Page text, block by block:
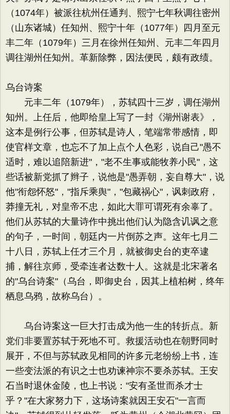
（1074年）被派往杭州任通判、熙宁七年秋调往密州
（山东诸城）任知州、熙宁十年（1077年）四月至元
丰二年（1079年）三月在徐州任知州、元丰二年四月
调往湖州任知州。革新除弊，因法便民，颇有政绩。
乌台诗案
元丰二年（1079年），苏轼四十三岁，调任湖州
知州。上任后，他即给皇上写了一封《湖州谢表》，
这本是例行公事，但苏轼是诗人，笔端常带感情，即
使官样文章，也忘不了加上点个人色彩，说自己"愚不
适时，难以追陪新进"，"老不生事或能牧养小民"，这
些话被新党抓了辫子，说他是"愚弄朝，妄自尊大"，说
他"衔怨怀怒"，"指斥乘舆"，"包藏祸心"，讽刺政府，
莽撞无礼，对皇帝不忠，如此大罪可谓死有余辜了。
他们从苏轼的大量诗作中挑出他们认为隐含讥讽之意
的句子，一时间，朝廷内一片倒苏之声。这年七月二
十八日，苏轼上任才三个月，就被御史台的吏卒逮
捕，解往京师，受牵连者达数十人。这就是北宋著名
的"乌台诗案"（乌台，即御史台，因其上植柏树，终年
栖息乌鸦，故称乌台）。
乌台诗案这一巨大打击成为他一生的转折点。新
党们非要置苏轼于死地不可。救援活动也在朝野同时
展开，不但与苏轼政见相同的许多元老纷纷上书，连
一些变法派的有识之士也劝谏神宗不要杀苏轼。王安
石当时退休金陵，也上书说："安有圣世而杀才士
乎？"在大家努力下，这场诗案就因王安石"一言而